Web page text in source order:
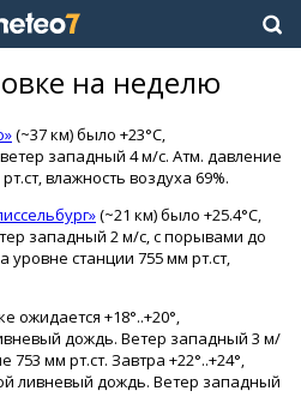
на неделю
(~37 км) было +23°C,
западный 4 м/с. Атм. давление
влажность воздуха 69%.
(~21 км) было +25.4°C,
западный 2 м/с, с порывами до
уровне станции 755 мм рт.ст,
ожидается +18°..+20°,
дождь. Ветер западный 3 м/
мм рт.ст. Завтра +22°..+24°,
ливневый дождь. Ветер западный